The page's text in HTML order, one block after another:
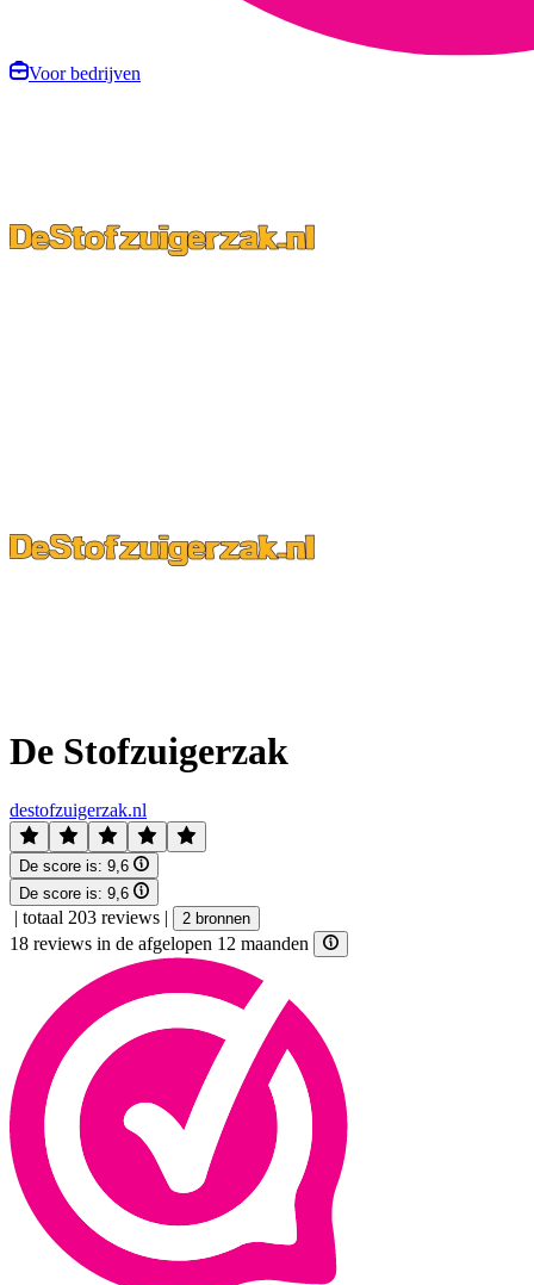
Voor bedrijven
De Stofzuigerzak
destofzuigerzak.nl
De score is: 9,6
De score is: 9,6
| totaal 203 reviews | 2 bronnen
18 reviews in de afgelopen 12 maanden